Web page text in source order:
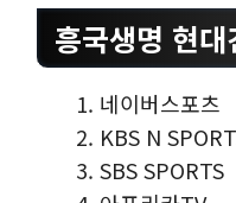
흥국생명 현
네이버스포츠
KBS N
SBS SPORTS